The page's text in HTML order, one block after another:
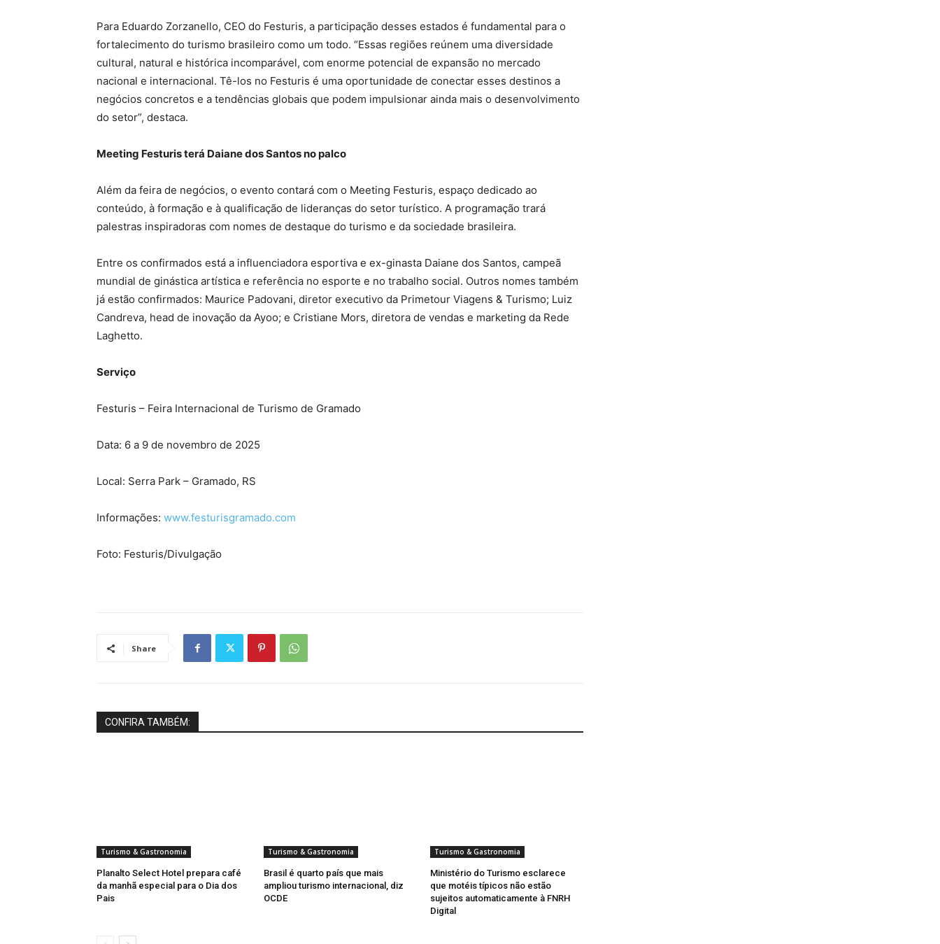
Para Eduardo Zorzanello, CEO do Festuris, a participação desses estados é fundamental para o
fortalecimento do turismo brasileiro como um todo. “Essas regiões reúnem uma diversidade
cultural, natural e histórica incomparável, com enorme potencial de expansão no mercado
nacional e internacional. Tê-los no Festuris é uma oportunidade de conectar esses destinos a
negócios concretos e a tendências globais que podem impulsionar ainda mais o desenvolvimento
do setor”, destaca.
Meeting Festuris terá Daiane dos Santos no palco
Além da feira de negócios, o evento contará com o Meeting Festuris, espaço dedicado ao
conteúdo, à formação e à qualificação de lideranças do setor turístico. A programação trará
palestras inspiradoras com nomes de destaque do turismo e da sociedade brasileira.
Entre os confirmados está a influenciadora esportiva e ex-ginasta Daiane dos Santos, campeã
mundial de ginástica artística e referência no esporte e no trabalho social. Outros nomes também
já estão confirmados: Maurice Padovani, diretor executivo da Primetour Viagens & Turismo; Luiz
Candreva, head de inovação da Ayoo; e Cristiane Mors, diretora de vendas e marketing da Rede
Laghetto.
Serviço
Festuris – Feira Internacional de Turismo de Gramado
Data: 6 a 9 de novembro de 2025
Local: Serra Park – Gramado, RS
Informações: www.festurisgramado.com
Foto: Festuris/Divulgação
Share
CONFIRA TAMBÉM:
Turismo & Gastronomia
Planalto Select Hotel prepara café
da manhã especial para o Dia dos
Pais
Turismo & Gastronomia
Brasil é quarto país que mais
ampliou turismo internacional, diz
OCDE
Turismo & Gastronomia
Ministério do Turismo esclarece
que motéis típicos não estão
sujeitos automaticamente à FNRH
Digital